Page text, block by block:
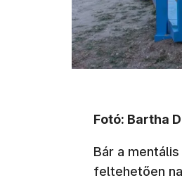
Fotó: Bartha
Bár a
feltehetően